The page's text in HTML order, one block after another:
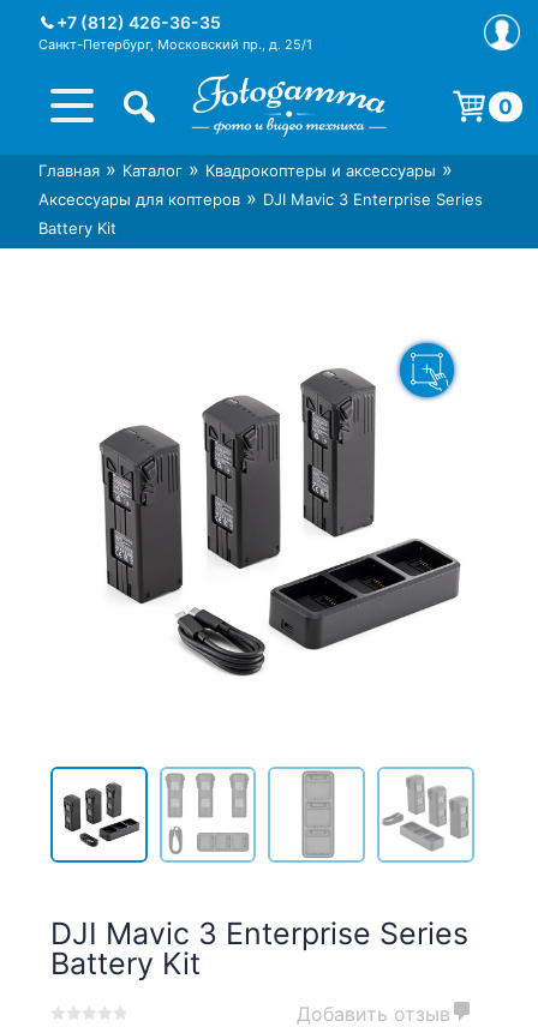
+7 (812) 426-36-35
Санкт-Петербург, Московский пр., д. 25/1
Интернет-магазин фототехники
Foto-Gamma в СПб
Магазин фотоаксессуаров foto-
gamma.ru
0
Корзина пуста.
Главная » Каталог » Квадрокоптеры и аксессуары »
Аксессуары для коптеров » DJI Mavic 3 Enterprise Series
Battery Kit
DJI Mavic 3 Enterprise Series
Battery Kit
Добавить отзыв